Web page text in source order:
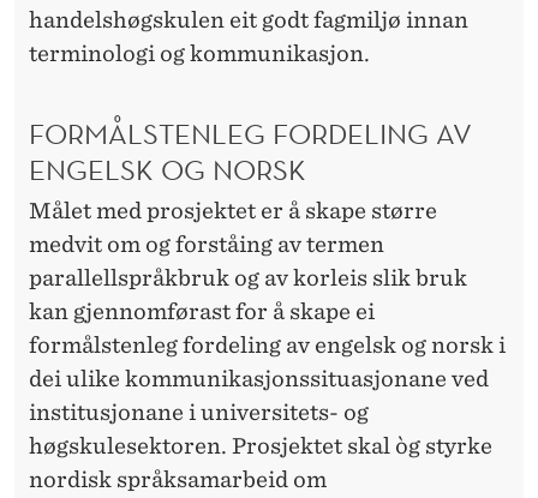
handelshøgskulen eit godt fagmiljø innan
terminologi og kommunikasjon.
FORMÅLSTENLEG FORDELING AV
ENGELSK OG NORSK
Målet med prosjektet er å skape større
medvit om og forståing av termen
parallellspråkbruk og av korleis slik bruk
kan gjennomførast for å skape ei
formålstenleg fordeling av engelsk og norsk i
dei ulike kommunikasjonssituasjonane ved
institusjonane i universitets- og
høgskulesektoren. Prosjektet skal òg styrke
nordisk språksamarbeid om